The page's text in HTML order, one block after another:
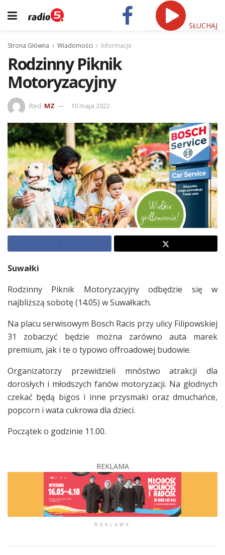
SŁUCHAJ
Strona Główna Wiadomości Informacje
Rodzinny Piknik
Motoryzacyjny
Red. MZ 10 maja 2022
Suwałki
Rodzinny Piknik Motoryzacyjny odbędzie się w
najbliższą sobotę (14.05) w Suwałkach.
Na placu serwisowym Bosch Racis przy ulicy Filipowskiej
31 zobaczyć będzie można zarówno auta marek
premium, jak i te o typowo offroadowej budowie.
Organizatorzy przewidzieli mnóstwo atrakcji dla
dorosłych i młodszych fanów motoryzacji. Na głodnych
czekać będą bigos i inne przysmaki oraz dmuchańce,
popcorn i wata cukrowa dla dzieci.
Początek o godzinie 11.00.
REKLAMA
REKLAMA